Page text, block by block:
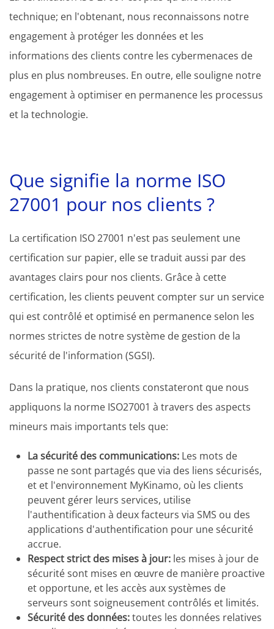
technique; en l'obtenant, nous reconnaissons notre
engagement à protéger les données et les
informations des clients contre les cybermenaces de
plus en plus nombreuses. En outre, elle souligne notre
engagement à optimiser en permanence les processus
et la technologie.
Que signifie la norme ISO
27001 pour nos clients ?
La certification ISO 27001 n'est pas seulement une
certification sur papier, elle se traduit aussi par des
avantages clairs pour nos clients. Grâce à cette
certification, les clients peuvent compter sur un service
qui est contrôlé et optimisé en permanence selon les
normes strictes de notre système de gestion de la
sécurité de l'information (SGSI).
Dans la pratique, nos clients constateront que nous
appliquons la norme ISO27001 à travers des aspects
mineurs mais importants tels que:
La sécurité des communications: Les mots de
passe ne sont partagés que via des liens sécurisés,
et et l'environnement MyKinamo, où les clients
peuvent gérer leurs services, utilise
l'authentification à deux facteurs via SMS ou des
applications d'authentification pour une sécurité
accrue.
Respect strict des mises à jour: les mises à jour de
sécurité sont mises en œuvre de manière proactive
et opportune, et les accès aux systèmes de
serveurs sont soigneusement contrôlés et limités.
Sécurité des données:toutes les données relatives